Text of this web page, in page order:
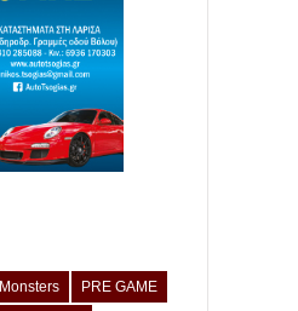
Monsters
PRE GAME